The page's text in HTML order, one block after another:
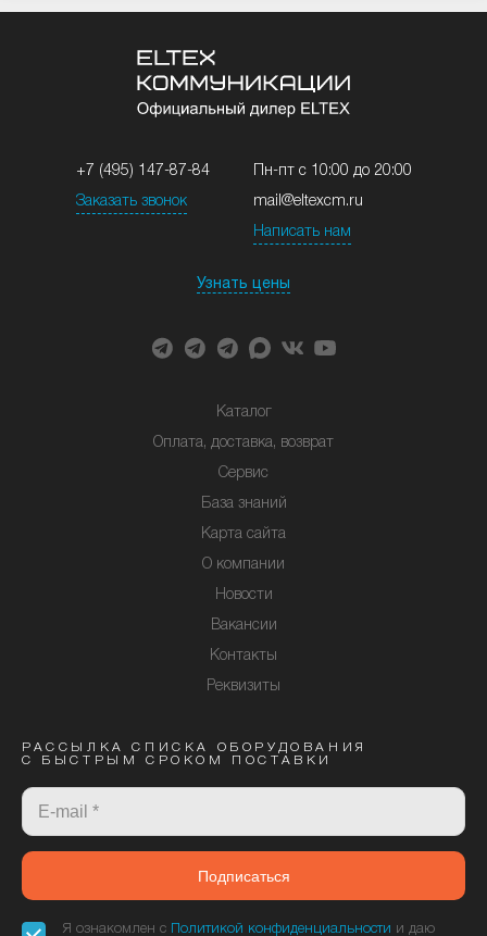
+7 (495) 147-87-84
Заказать звонок
Пн-пт с 10:00 до 20:00
mail@eltexcm.ru
Написать нам
Узнать цены
Каталог
Оплата, доставка, возврат
Сервис
База знаний
Карта сайта
О компании
Новости
Вакансии
Контакты
Реквизиты
РАССЫЛКА СПИСКА ОБОРУДОВАНИЯ
С БЫСТРЫМ СРОКОМ ПОСТАВКИ
Подписаться
Я ознакомлен с Политикой конфиденциальности и даю